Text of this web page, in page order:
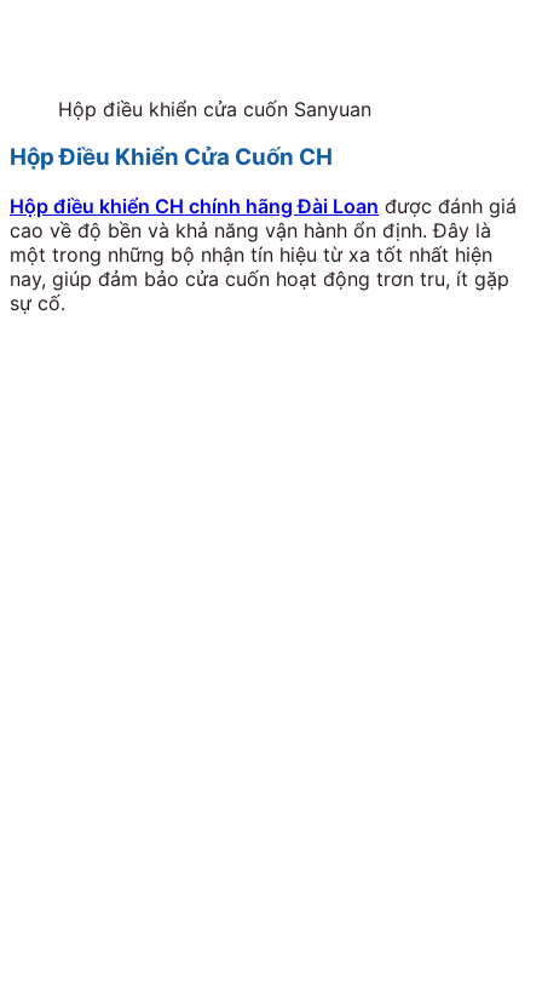
Hộp điều khiển cửa cuốn Sanyuan
Hộp Điều Khiển Cửa Cuốn CH
Hộp điều khiển CH chính hãng Đài Loan được đánh giá
cao về độ bền và khả năng vận hành ổn định. Đây là
một trong những bộ nhận tín hiệu từ xa tốt nhất hiện
nay, giúp đảm bảo cửa cuốn hoạt động trơn tru, ít gặp
sự cố.